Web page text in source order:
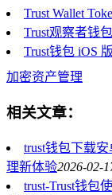
Trust Wallet
Trust观察者钱
Trust钱包 iOS
加密资产管理
相关文章：
trust钱包下载
理新体验2026-02-
trust-Trust钱包